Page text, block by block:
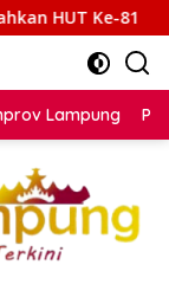
Lapas
Lampung